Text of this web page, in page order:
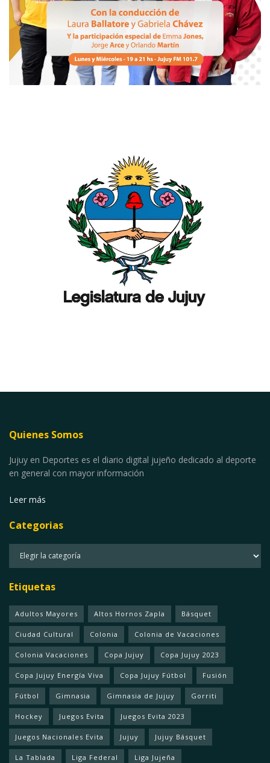
Quienes Somos
Jujuy en Deportes es el diario digital jujeño dedicado al deporte
en general con mayor información
Leer más
Categorias
Etiquetas
Adultos Mayores Altos Hornos Zapla Básquet
Ciudad Cultural Colonia Colonia de Vacaciones
Colonia Vacaciones Copa Jujuy Copa Jujuy 2023
Copa Jujuy Energía Viva Copa Jujuy Fútbol Fusión
Fútbol Gimnasia Gimnasia de Jujuy Gorriti
Hockey Juegos Evita Juegos Evita 2023
Juegos Nacionales Evita Jujuy Jujuy Básquet
La Tablada Liga Federal Liga Jujeña